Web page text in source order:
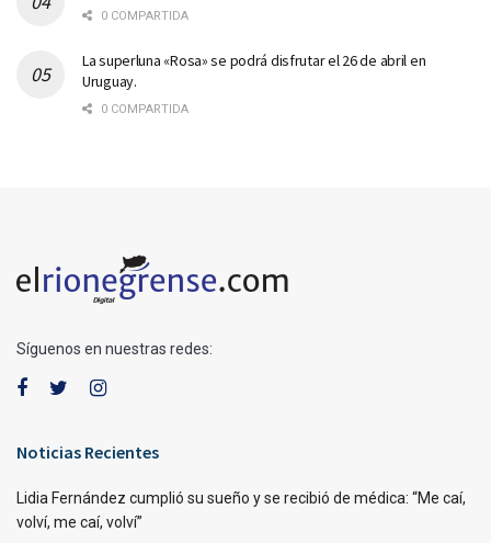
0 COMPARTIDA
La superluna «Rosa» se podrá disfrutar el 26 de abril en
Uruguay.
0 COMPARTIDA
Síguenos en nuestras redes:
Noticias Recientes
Lidia Fernández cumplió su sueño y se recibió de médica: “Me caí,
volví, me caí, volví”